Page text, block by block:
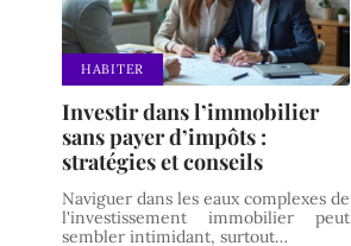
HABITER
Investir dans l’immobilier
sans payer d’impôts :
stratégies et conseils
Naviguer dans les eaux complexes de
l'investissement immobilier peut
sembler intimidant, surtout…